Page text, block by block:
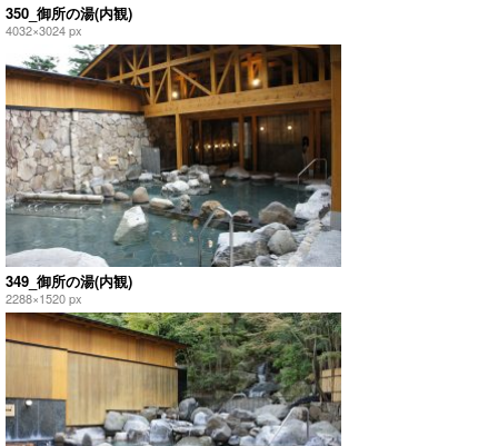
350_御所の湯(内観)
4032×3024 px
349_御所の湯(内観)
2288×1520 px